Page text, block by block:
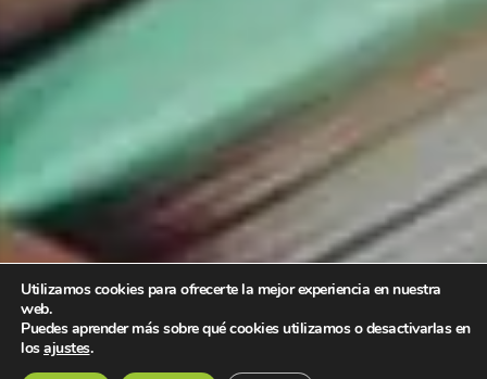
Utilizamos cookies para ofrecerte la mejor experiencia en nuestra
web.
Puedes aprender más sobre qué cookies utilizamos o desactivarlas en
losajustes.